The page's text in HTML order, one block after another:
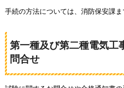
手続の方法については、消防保安課ま
第一種及び第二種電気工
問合せ